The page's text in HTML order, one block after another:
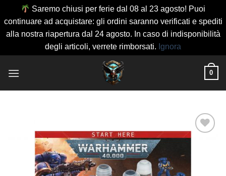
Saremo chiusi per ferie dal 08 al 23 agosto! Puoi
continuare ad acquistare: gli ordini saranno verificati e spediti
alla nostra riapertura dal 24 agosto. In caso di indisponibilità
degli articoli, verrete rimborsati. Ignora
0
Aggiungi